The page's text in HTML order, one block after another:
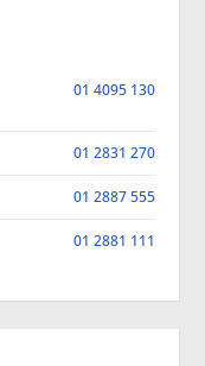
01 4095 130
01 2831 270
01 2887 555
01 2881 111